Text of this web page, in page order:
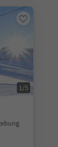
1/5